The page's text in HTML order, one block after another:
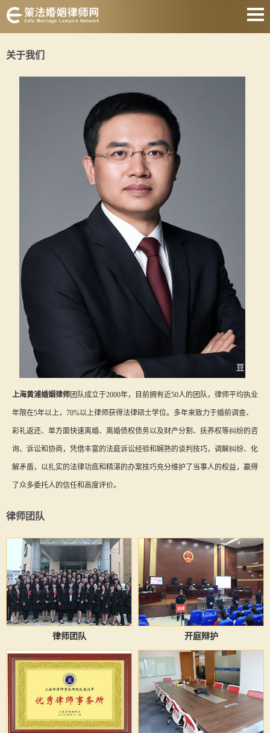
财产分割律师
抚养权律师
涉外婚姻律师
遗产继承律师
关于我们
关于我们
上海黄浦婚姻律师团队成立于2000年，目前拥有近50人的团队，律师平均执业
年限在5年以上，70%以上律师获得法律硕士学位。多年来致力于婚前调查、
彩礼返还、单方面快速离婚、离婚债权债务以及财产分割、抚养权等纠纷的咨
询、诉讼和协商，凭借丰富的法庭诉讼经验和娴熟的谈判技巧，调解纠纷、化
解矛盾，以扎实的法律功底和精湛的办案技巧充分维护了当事人的权益，赢得
了众多委托人的信任和高度评价。
律师团队
律师团队 开庭辩护